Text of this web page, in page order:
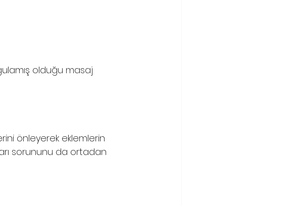
olduğu masaj
önleyerek eklemlerin
sorununu da ortadan